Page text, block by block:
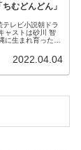
むどんどん」
レビ小説朝ドラ
ャストは砂川 智
に生まれ育ったヒ
2022.04.04